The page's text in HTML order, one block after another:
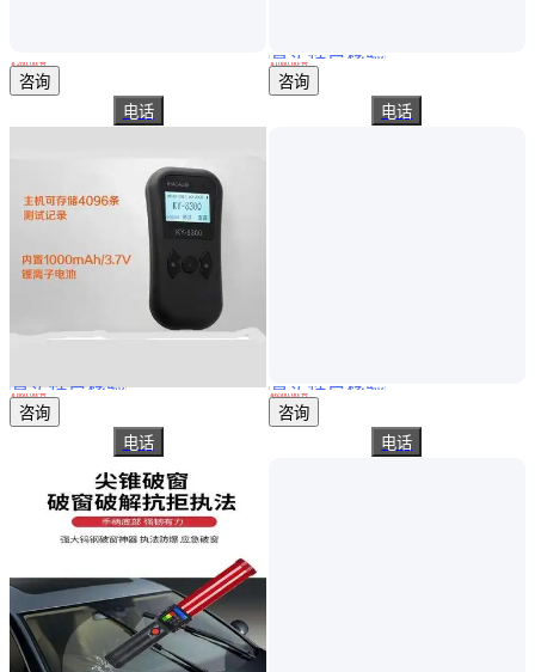
￥ 280.00/台
广东深圳
咨询
电话
花豹三号酒精测试仪KY-8300呼气式准确电化学酒精检测仪
真实性已核验
￥860.00/台
江苏连云港
咨询
电话
KY-8300花豹3号呼气式酒精测试仪 酒精含量检测仪
真实性已核验
￥1080 .00/台
山东济南
咨询
电话
金刚9号WAT89EC-9酒精测试仪 酒精浓度测试测量仪 呼气式酒精检测仪
真实性已核验
￥6500 .00/台
河南郑州
咨询
电话